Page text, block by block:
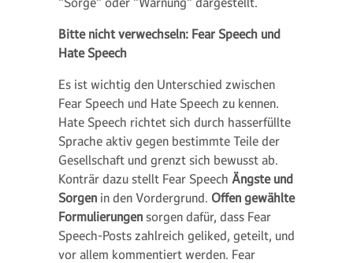
Bitte nicht verwechseln: Fear Speech und
Hate Speech
Es ist wichtig den Unterschied zwischen
Fear Speech und Hate Speech zu kennen.
Hate Speech richtet sich durch hasserfüllte
Sprache aktiv gegen bestimmte Teile der
Gesellschaft und grenzt sich bewusst ab.
Konträr dazu stellt Fear Speech Ängste und
Sorgen in den Vordergrund. Offen gewählte
Formulierungen sorgen dafür, dass Fear
Speech-Posts zahlreich geliked, geteilt, und
vor allem kommentiert werden. Fear